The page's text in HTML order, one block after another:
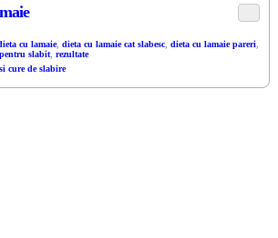
cu lamaie, dieta cu lamaie cat slabesc dieta cu lamaie pareri
slabit rezultate
cure de slabire